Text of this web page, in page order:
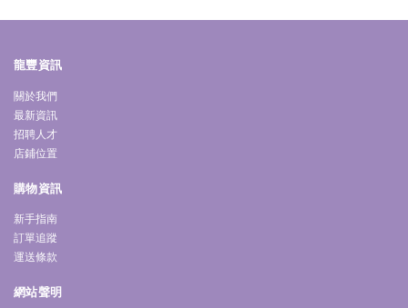
龍豐資訊
關於我們
最新資訊
招聘人才
店鋪位置
購物資訊
新手指南
訂單追蹤
運送條款
網站聲明